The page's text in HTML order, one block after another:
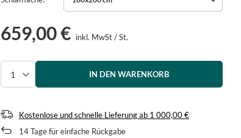
659,00 € inkl. MwSt/St.
IN DEN WARENKORB
Kostenlose und schnelle Lieferungab 1 000,00 €
14Tage für einfache Rückgabe